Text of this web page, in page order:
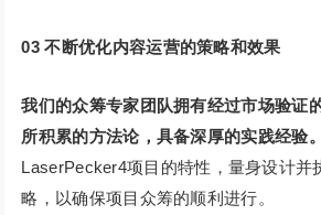
03 不断优化内容运营的策略和效果
我们的众筹专家团队拥有经过市场验证
所积累的方法论，具备深厚的实践经验。
LaserPecker4项目的特性，量身设计并
略，以确保项目众筹的顺利进行。